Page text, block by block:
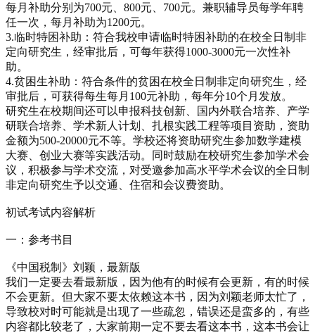
每月补助分别为700元、800元、700元。兼职辅导员每学年聘
任一次，每月补助为1200元。
3.临时特困补助：符合我校申请临时特困补助的在校全日制非
定向研究生，经审批后，可每年获得1000-3000元一次性补
助。
4.贫困生补助：符合条件的贫困在校全日制非定向研究生，经
审批后，可获得每生每月100元补助，每年分10个月发放。
研究生在校期间还可以申报科技创新、国内外联合培养、产学
研联合培养、学术新人计划、扎根实践工程等项目资助，资助
金额为500-20000元不等。学校还将资助研究生参加数学建模
大赛、创业大赛等实践活动。同时鼓励在校研究生参加学术会
议，积极参与学术交流，对受邀参加高水平学术会议的全日制
非定向研究生予以交通、住宿和会议费资助。
初试考试内容解析
一：参考书目
《中国税制》刘颖，最新版
我们一定要去看最新版，因为他有的时候有会更新，有的时候
不会更新。但大家不要太依赖这本书，因为刘颖老师太忙了，
导致校对时可能就是出现了一些疏忽，错误还是蛮多的，有些
内容都比较老了，大家前期一定不要去看这本书，这本书会让